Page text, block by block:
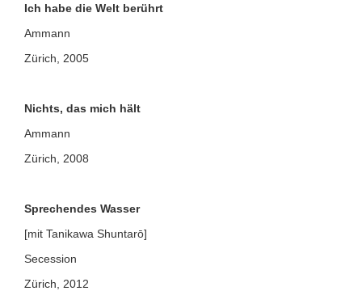
Ich habe die Welt berührt
Ammann
Zürich, 2005
Nichts, das mich hält
Ammann
Zürich, 2008
Sprechendes Wasser
[mit Tanikawa Shuntarō]
Secession
Zürich, 2012